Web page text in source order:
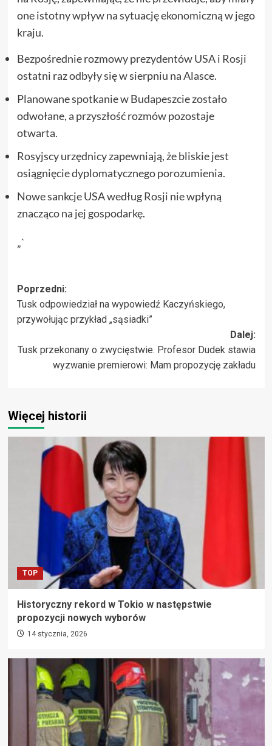
one istotny wpływ na sytuację ekonomiczną w jego
kraju.
Bezpośrednie rozmowy prezydentów USA i Rosji
ostatni raz odbyły się w sierpniu na Alasce.
Planowane spotkanie w Budapeszcie zostało
odwołane, a przyszłość rozmów pozostaje
otwarta.
Rosyjscy urzędnicy zapewniają, że bliskie jest
osiągnięcie dyplomatycznego porozumienia.
Nowe sankcje USA według Rosji nie wpłyną
znacząco na jej gospodarkę.
„`
Zobacz
wpisy
Poprzedni:
Tusk odpowiedział na wypowiedź Kaczyńskiego,
przywołując przykład „sąsiadki”
Dalej:
Tusk przekonany o zwycięstwie. Profesor Dudek stawia
wyzwanie premierowi: Mam propozycję zakładu
Więcej historii
TOP
Historyczny rekord w Tokio w następstwie
propozycji nowych wyborów
14 stycznia, 2026